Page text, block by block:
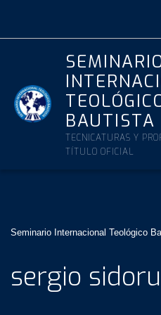
BAUTISTA
TECNICATURAS Y
TÍTULO OFICIAL
Seminario Internacional Teológico
sergio